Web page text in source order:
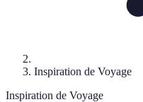
Inspiration de Voyage
Inspiration de Voyage